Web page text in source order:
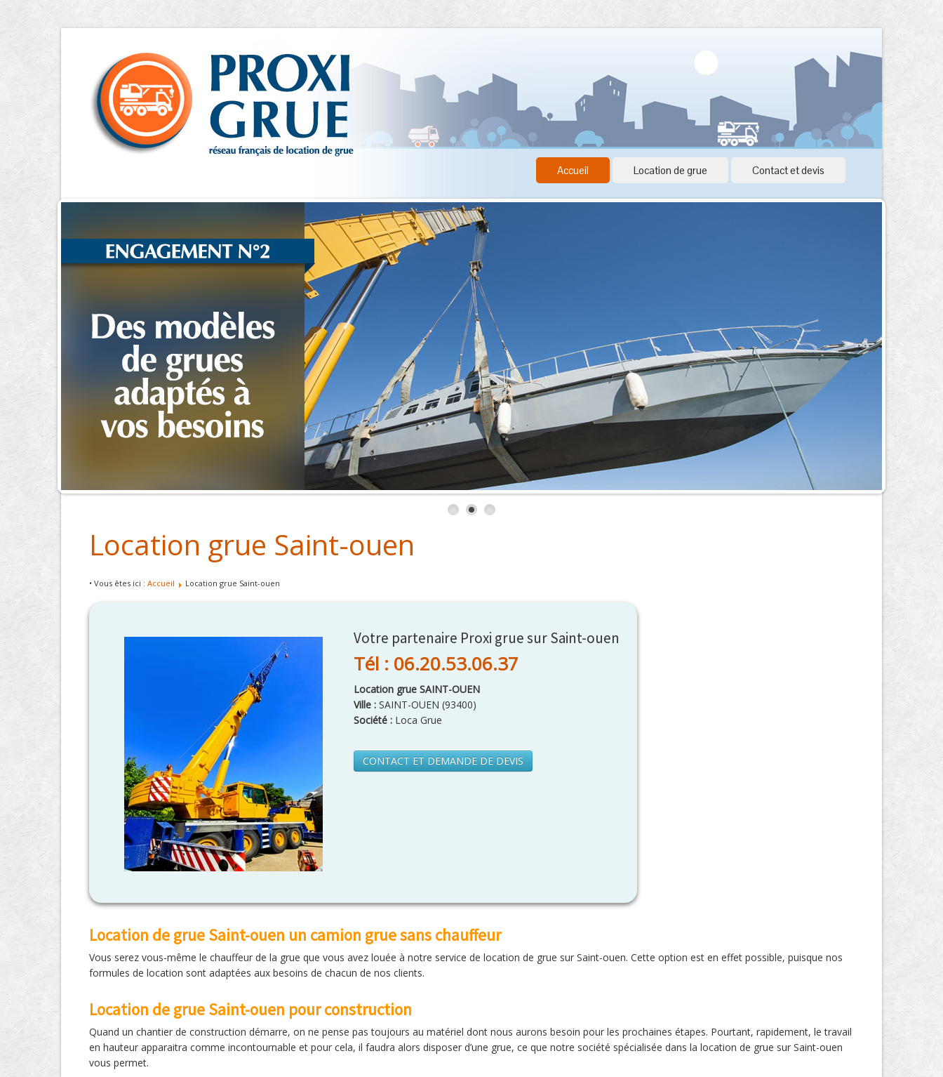
Accueil Location de grue Contact et devis
Location grue Saint-ouen
• Vous êtes ici : Accueil Location grue Saint-ouen
Votre partenaire Proxi grue sur Saint-ouen
Tél : 06.20.53.06.37
Location grue SAINT-OUEN
Ville : SAINT-OUEN (93400)
Société : Loca Grue
CONTACT ET DEMANDE DE DEVIS
Location de grue Saint-ouen un camion grue sans chauffeur
Vous serez vous-même le chauffeur de la grue que vous avez louée à notre service de location de grue sur Saint-ouen. Cette option est en effet possible, puisque nos
formules de location sont adaptées aux besoins de chacun de nos clients.
Location de grue Saint-ouen pour construction
Quand un chantier de construction démarre, on ne pense pas toujours au matériel dont nous aurons besoin pour les prochaines étapes. Pourtant, rapidement, le travail
en hauteur apparaitra comme incontournable et pour cela, il faudra alors disposer d’une grue, ce que notre société spécialisée dans la location de grue sur Saint-ouen
vous permet.